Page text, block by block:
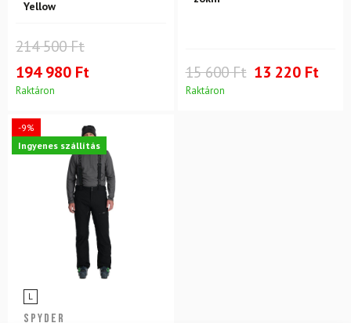
Yellow
214 500 Ft
194 980 Ft
Raktáron
15 600 Ft 13 220 Ft
Raktáron
-9%
Ingyenes szállítás
L
SPYDER